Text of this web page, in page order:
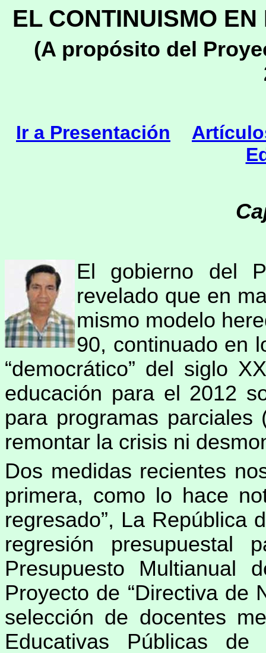
EL CONTINUISMO
(A propósito del
Ir a Presentación
El gobierno del
revelado que en
mismo modelo
90, continuado en
“democrático” del siglo
educación para el 2012
para programas
remontar la crisis ni
Dos medidas recientes
primera, como lo hace
regresado”, La República
regresión
Presupuesto
Proyecto de “Directiva de
selección de docentes
Educativas Públicas